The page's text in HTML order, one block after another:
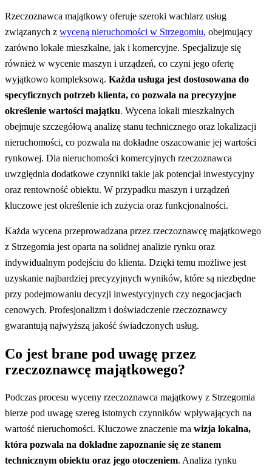
Rzeczoznawca majątkowy oferuje szeroki wachlarz usług
związanych z wyceną nieruchomości w Strzegomiu, obejmujący
zarówno lokale mieszkalne, jak i komercyjne. Specjalizuje się
również w wycenie maszyn i urządzeń, co czyni jego ofertę
wyjątkowo kompleksową. Każda usługa jest dostosowana do
specyficznych potrzeb klienta, co pozwala na precyzyjne
określenie wartości majątku. Wycena lokali mieszkalnych
obejmuje szczegółową analizę stanu technicznego oraz lokalizacji
nieruchomości, co pozwala na dokładne oszacowanie jej wartości
rynkowej. Dla nieruchomości komercyjnych rzeczoznawca
uwzględnia dodatkowe czynniki takie jak potencjał inwestycyjny
oraz rentowność obiektu. W przypadku maszyn i urządzeń
kluczowe jest określenie ich zużycia oraz funkcjonalności.
Każda wycena przeprowadzana przez rzeczoznawcę majątkowego
z Strzegomia jest oparta na solidnej analizie rynku oraz
indywidualnym podejściu do klienta. Dzięki temu możliwe jest
uzyskanie najbardziej precyzyjnych wyników, które są niezbędne
przy podejmowaniu decyzji inwestycyjnych czy negocjacjach
cenowych. Profesjonalizm i doświadczenie rzeczoznawcy
gwarantują najwyższą jakość świadczonych usług.
Co jest brane pod uwagę przez
rzeczoznawcę majątkowego?
Podczas procesu wyceny rzeczoznawca majątkowy z Strzegomia
bierze pod uwagę szereg istotnych czynników wpływających na
wartość nieruchomości. Kluczowe znaczenie ma wizja lokalna,
która pozwala na dokładne zapoznanie się ze stanem
technicznym obiektu oraz jego otoczeniem. Analiza rynku